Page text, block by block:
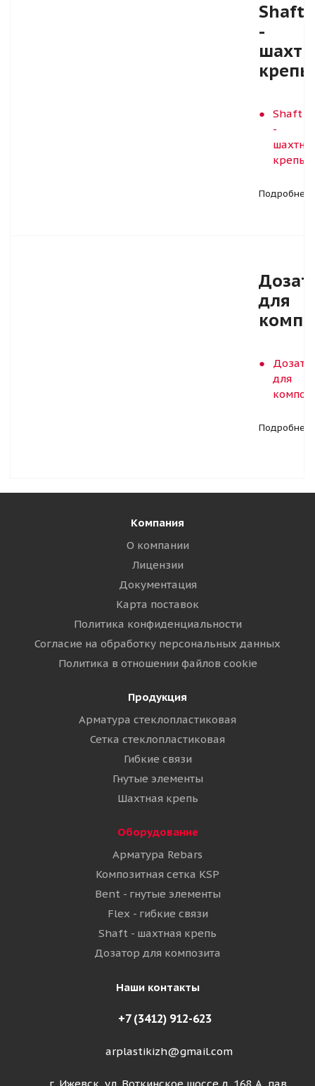
Shaft
-
крепь
Shaft
-
крепь
Подробнее
для
для
Подробнее
Компания
О компании
Лицензии
Документация
Карта поставок
Политика конфиденциальности
Согласие на обработку персональных данных
Политика в отношении файлов cookie
Продукция
Арматура стеклопластиковая
Сетка стеклопластиковая
Гибкие связи
Гнутые элементы
Шахтная крепь
Оборудование
Арматура Rebars
Композитная сетка KSP
Bent - гнутые элементы
Flex - гибкие связи
Shaft - шахтная крепь
Дозатор для композита
Наши контакты
+7 (3412) 912-623
arplastikizh@gmail.com